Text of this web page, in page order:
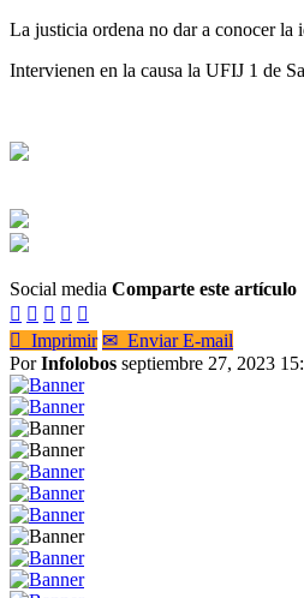
La justicia ordena no dar a conocer la
Intervienen en la causa la UFIJ 1 de
Social media Comparte este artículo
    
 Imprimir ✉ Enviar E-mail
PorInfolobos septiembre 27, 2023